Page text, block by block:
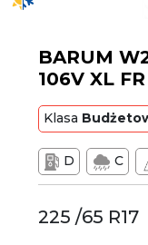
BARUM
106V XL FR
Klasa
D C
225 /65 R17